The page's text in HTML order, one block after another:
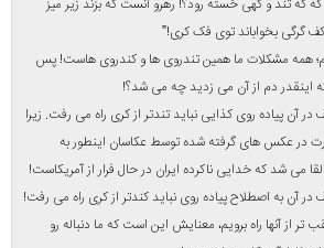
خان” هم که از ابتدا کلاهش کج نبود، اول کتش کج بود،
نکردند، کلاهش هم کج شد و در نهایت گرفتار آن
دیگر شد که می خواند: “کج کلاه خان یارمه”.
خشک شویی تاسیس نکردیم و اینهمه اتو در کشور تولید
دست آخر وزیر کشورمان با کتی کج در پیش جهانیان ظاهر
باشد مشکلی نیست؟!
طوری باشد مشکلی نیست؟! عینک خیلی هم مهم است